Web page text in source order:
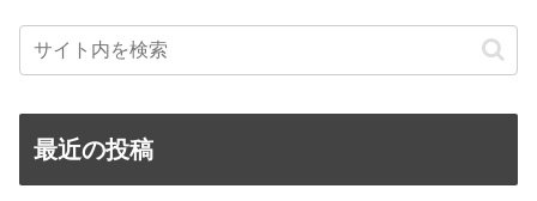
最近の投稿